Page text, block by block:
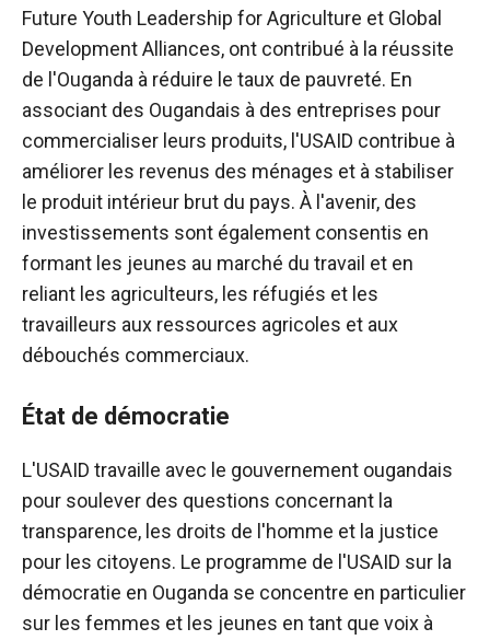
Future Youth Leadership for Agriculture et Global
Development Alliances, ont contribué à la réussite
de l'Ouganda à réduire le taux de pauvreté. En
associant des Ougandais à des entreprises pour
commercialiser leurs produits, l'USAID contribue à
améliorer les revenus des ménages et à stabiliser
le produit intérieur brut du pays. À l'avenir, des
investissements sont également consentis en
formant les jeunes au marché du travail et en
reliant les agriculteurs, les réfugiés et les
travailleurs aux ressources agricoles et aux
débouchés commerciaux.
État de démocratie
L'USAID travaille avec le gouvernement ougandais
pour soulever des questions concernant la
transparence, les droits de l'homme et la justice
pour les citoyens. Le programme de l'USAID sur la
démocratie en Ouganda se concentre en particulier
sur les femmes et les jeunes en tant que voix à